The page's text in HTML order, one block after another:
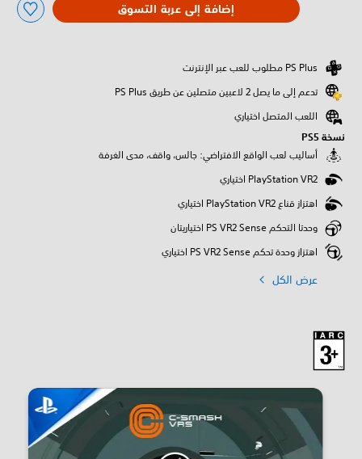
إضافة إلى عربة التسوق
تدعم إلى ما يصل 2 لاعبين متصلين عن طريق PS Plus‏
اللعب المتصل اختياري
نسخة PS5‏
‫أساليب لعب الواقع الافتراضي: جالس، واقف، مدى الغرفة
اهتزاز قناع PlayStation VR2 اختياري
وحدتا التحكم PS VR2 Sense اختياريتان
اهتزاز وحدة تحكم PS VR2 Sense اختياري
عرض الكل